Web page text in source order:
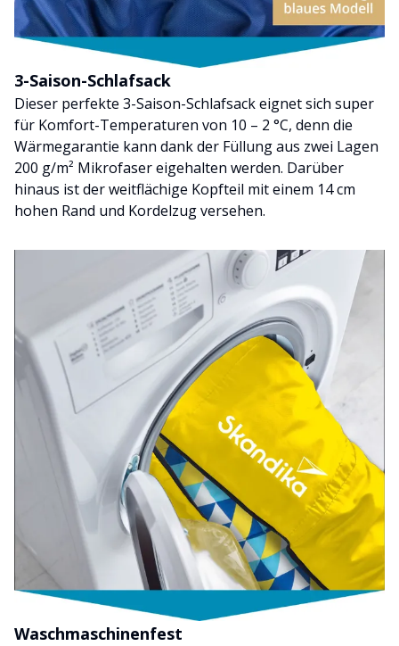
3-Saison-Schlafsack
Dieser perfekte 3-Saison-Schlafsack eignet sich super
für Komfort-Temperaturen von 10 – 2 °C, denn die
Wärmegarantie kann dank der Füllung aus zwei Lagen
200 g/m² Mikrofaser eigehalten werden. Darüber
hinaus ist der weitflächige Kopfteil mit einem 14 cm
hohen Rand und Kordelzug versehen.
Waschmaschinenfest